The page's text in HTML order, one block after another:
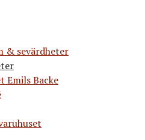
& sevärdheter
Emils Backe